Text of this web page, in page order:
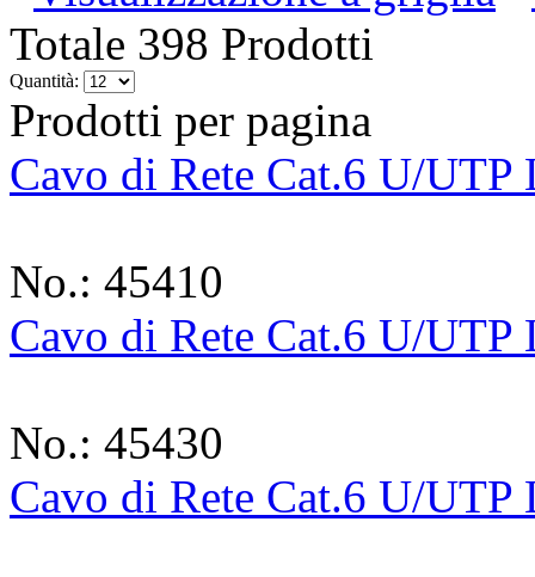
Totale 398 Prodotti
Quantità:
Prodotti per pagina
Cavo di Rete Cat.6 U/
No.: 45410
Cavo di Rete Cat.6 U/
No.: 45430
Cavo di Rete Cat.6 U/